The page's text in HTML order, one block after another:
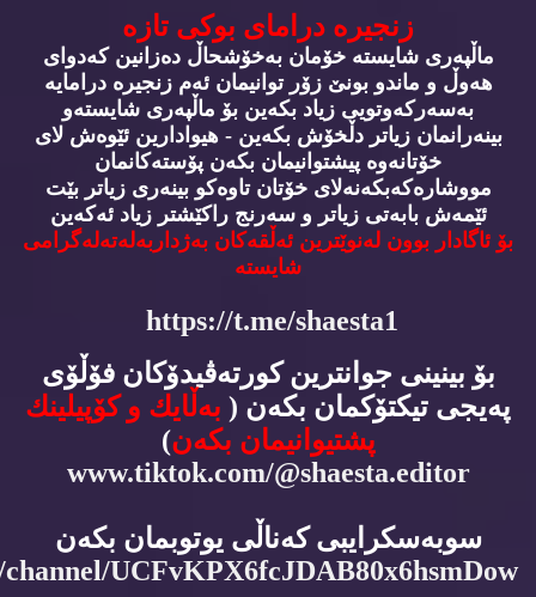
زنجیره‌ درامای بوكی تازه‌
ماڵپه‌ری شایسته‌ خۆمان به‌خۆشحاڵ ده‌زانین كه‌دوای
هه‌وڵ و ماندو بونێ زۆر توانیمان ئه‌م زنجیره‌ درامایه‌
به‌سه‌ركه‌وتویی زیاد بكه‌ین بۆ ماڵپه‌ری شایسته‌و
بینه‌رانمان زیاتر دڵخۆش بكه‌ین - هیوادارین ئێوه‌ش لای
خۆتانه‌وه‌ پیشتوانیمان بكه‌ن پۆسته‌كانمان
مووشاره‌كه‌بكه‌نه‌لای خۆتان تاوه‌كو بینه‌ری زیاتر بێت
ئێمه‌ش بابه‌تی زیاتر و سه‌رنج راكێشتر زیاد ئه‌كه‌ین
بۆ ئاگادار بوون له‌نوێترین ئه‌ڵقه‌كان به‌ژداربه‌له‌ته‌له‌گرامی
شایسته‌
https://t.me/shaesta1
بۆ بینینی جوانترین كورته‌ڤیدۆكان فۆڵۆی
په‌یجی تیكتۆكمان بكه‌ن ( به‌ڵایك و كۆپیلینك
پشتیوانیمان بكه‌ن)
www.tiktok.com/@shaesta.editor
سوبه‌سكرایبی كه‌ناڵی یوتوبمان بكه‌ن
UCFvKPX6fcJDAB80x6hsmDow